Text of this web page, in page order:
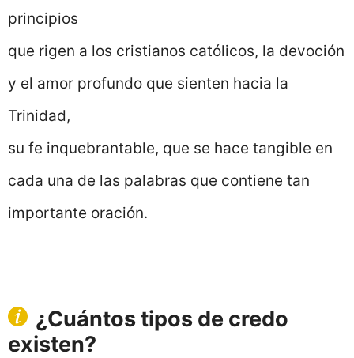
principios
que rigen a los cristianos católicos, la devoción
y el amor profundo que sienten hacia la
Trinidad,
su fe inquebrantable, que se hace tangible en
cada una de las palabras que contiene tan
importante oración.
¿Cuántos tipos de credo
existen?